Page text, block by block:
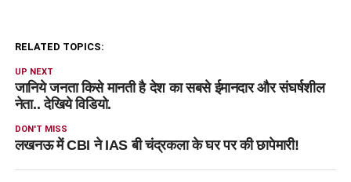
RELATED TOPICS:
UP NEXT
जानिये जनता किसे मानती है देश का सबसे ईमानदार और संघर्षशील
नेता.. देखिये विडियो.
DON'T MISS
लखनऊ में CBI ने IAS बी चंद्रकला के घर पर की छापेमारी!